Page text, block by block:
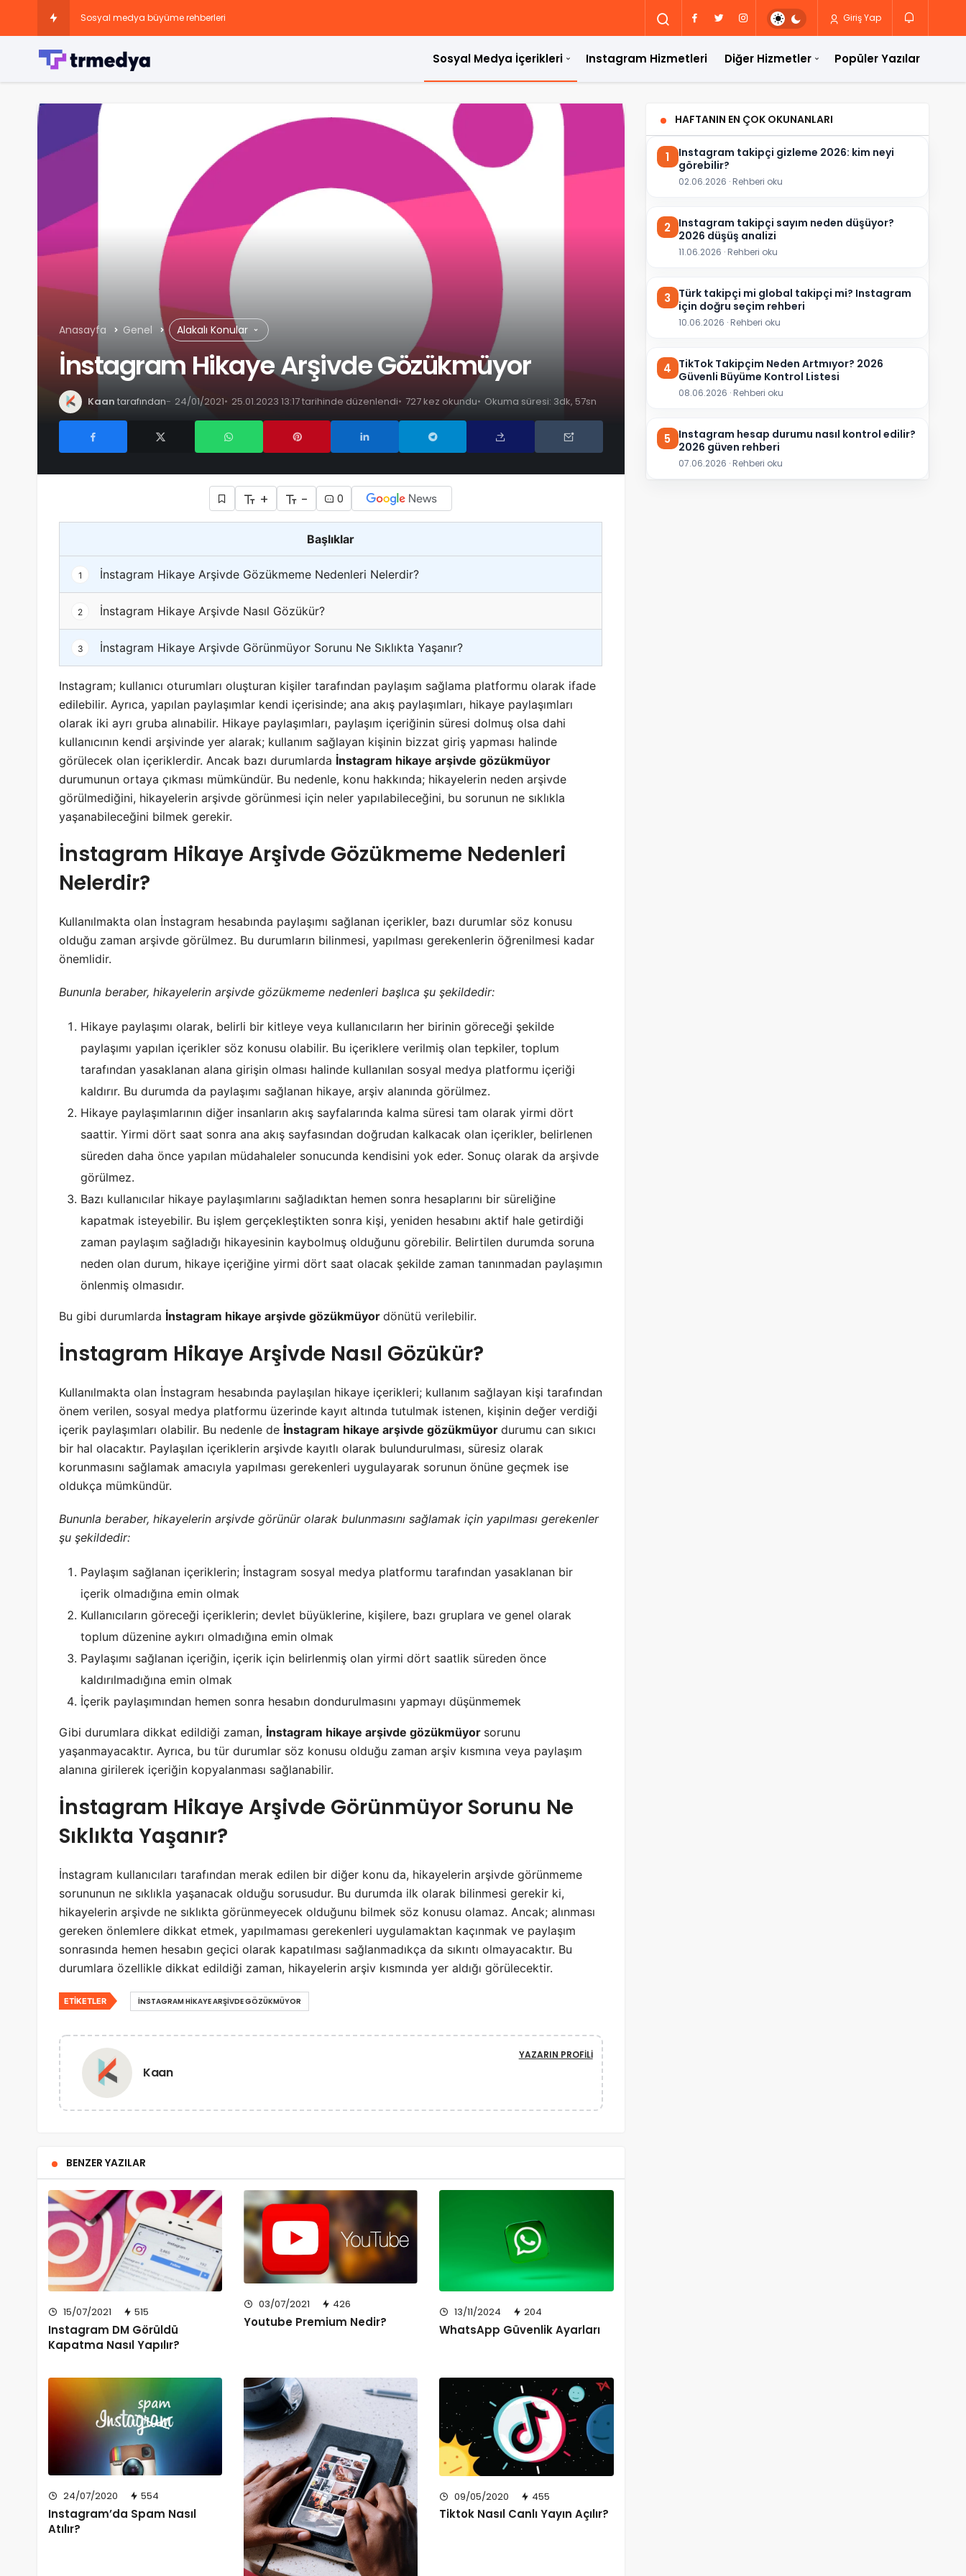
Sosyal medya büyüme rehberleri Giriş Yap
Sosyal Medya İçerikleri Instagram Hizmetleri Diğer Hizmetler Popüler Yazılar
Anasayfa Genel Alakalı Konular
İnstagram Hikaye Arşivde Gözükmüyor
Kaan tarafından 24/01/2021 25.01.2023 13:17 tarihinde düzenlendi 727 kez okundu Okuma süresi: 3dk, 57sn
+ - 0
Başlıklar
1 İnstagram Hikaye Arşivde Gözükmeme Nedenleri Nelerdir?
2 İnstagram Hikaye Arşivde Nasıl Gözükür?
3 İnstagram Hikaye Arşivde Görünmüyor Sorunu Ne Sıklıkta Yaşanır?
Instagram; kullanıcı oturumları oluşturan kişiler tarafından paylaşım sağlama platformu olarak ifade
edilebilir. Ayrıca, yapılan paylaşımlar kendi içerisinde; ana akış paylaşımları, hikaye paylaşımları
olarak iki ayrı gruba alınabilir. Hikaye paylaşımları, paylaşım içeriğinin süresi dolmuş olsa dahi
kullanıcının kendi arşivinde yer alarak; kullanım sağlayan kişinin bizzat giriş yapması halinde
görülecek olan içeriklerdir. Ancak bazı durumlarda İnstagram hikaye arşivde gözükmüyor
durumunun ortaya çıkması mümkündür. Bu nedenle, konu hakkında; hikayelerin neden arşivde
görülmediğini, hikayelerin arşivde görünmesi için neler yapılabileceğini, bu sorunun ne sıklıkla
yaşanabileceğini bilmek gerekir.
İnstagram Hikaye Arşivde Gözükmeme Nedenleri
Nelerdir?
Kullanılmakta olan İnstagram hesabında paylaşımı sağlanan içerikler, bazı durumlar söz konusu
olduğu zaman arşivde görülmez. Bu durumların bilinmesi, yapılması gerekenlerin öğrenilmesi kadar
önemlidir.
Bununla beraber, hikayelerin arşivde gözükmeme nedenleri başlıca şu şekildedir:
Hikaye paylaşımı olarak, belirli bir kitleye veya kullanıcıların her birinin göreceği şekilde
paylaşımı yapılan içerikler söz konusu olabilir. Bu içeriklere verilmiş olan tepkiler, toplum
tarafından yasaklanan alana girişin olması halinde kullanılan sosyal medya platformu içeriği
kaldırır. Bu durumda da paylaşımı sağlanan hikaye, arşiv alanında görülmez.
Hikaye paylaşımlarının diğer insanların akış sayfalarında kalma süresi tam olarak yirmi dört
saattir. Yirmi dört saat sonra ana akış sayfasından doğrudan kalkacak olan içerikler, belirlenen
süreden daha önce yapılan müdahaleler sonucunda kendisini yok eder. Sonuç olarak da arşivde
görülmez.
Bazı kullanıcılar hikaye paylaşımlarını sağladıktan hemen sonra hesaplarını bir süreliğine
kapatmak isteyebilir. Bu işlem gerçekleştikten sonra kişi, yeniden hesabını aktif hale getirdiği
zaman paylaşım sağladığı hikayesinin kaybolmuş olduğunu görebilir. Belirtilen durumda soruna
neden olan durum, hikaye içeriğine yirmi dört saat olacak şekilde zaman tanınmadan paylaşımın
önlenmiş olmasıdır.
Bu gibi durumlarda İnstagram hikaye arşivde gözükmüyor dönütü verilebilir.
İnstagram Hikaye Arşivde Nasıl Gözükür?
Kullanılmakta olan İnstagram hesabında paylaşılan hikaye içerikleri; kullanım sağlayan kişi tarafından
önem verilen, sosyal medya platformu üzerinde kayıt altında tutulmak istenen, kişinin değer verdiği
içerik paylaşımları olabilir. Bu nedenle de İnstagram hikaye arşivde gözükmüyor durumu can sıkıcı
bir hal olacaktır. Paylaşılan içeriklerin arşivde kayıtlı olarak bulundurulması, süresiz olarak
korunmasını sağlamak amacıyla yapılması gerekenleri uygulayarak sorunun önüne geçmek ise
oldukça mümkündür.
Bununla beraber, hikayelerin arşivde görünür olarak bulunmasını sağlamak için yapılması gerekenler
şu şekildedir:
Paylaşım sağlanan içeriklerin; İnstagram sosyal medya platformu tarafından yasaklanan bir
içerik olmadığına emin olmak
Kullanıcıların göreceği içeriklerin; devlet büyüklerine, kişilere, bazı gruplara ve genel olarak
toplum düzenine aykırı olmadığına emin olmak
Paylaşımı sağlanan içeriğin, içerik için belirlenmiş olan yirmi dört saatlik süreden önce
kaldırılmadığına emin olmak
İçerik paylaşımından hemen sonra hesabın dondurulmasını yapmayı düşünmemek
Gibi durumlara dikkat edildiği zaman, İnstagram hikaye arşivde gözükmüyor sorunu
yaşanmayacaktır. Ayrıca, bu tür durumlar söz konusu olduğu zaman arşiv kısmına veya paylaşım
alanına girilerek içeriğin kopyalanması sağlanabilir.
İnstagram Hikaye Arşivde Görünmüyor Sorunu Ne
Sıklıkta Yaşanır?
İnstagram kullanıcıları tarafından merak edilen bir diğer konu da, hikayelerin arşivde görünmeme
sorununun ne sıklıkla yaşanacak olduğu sorusudur. Bu durumda ilk olarak bilinmesi gerekir ki,
hikayelerin arşivde ne sıklıkta görünmeyecek olduğunu bilmek söz konusu olamaz. Ancak; alınması
gereken önlemlere dikkat etmek, yapılmaması gerekenleri uygulamaktan kaçınmak ve paylaşım
sonrasında hemen hesabın geçici olarak kapatılması sağlanmadıkça da sıkıntı olmayacaktır. Bu
durumlara özellikle dikkat edildiği zaman, hikayelerin arşiv kısmında yer aldığı görülecektir.
ETIKETLER İNSTAGRAM HIKAYE ARŞIVDE GÖZÜKMÜYOR
Kaan
YAZARIN PROFILI
BENZER YAZILAR
15/07/2021 515
Instagram DM Görüldü
Kapatma Nasıl Yapılır?
03/07/2021 426
Youtube Premium Nedir?
13/11/2024 204
WhatsApp Güvenlik Ayarları
24/07/2020 554
Instagram’da Spam Nasıl
Atılır?
09/05/2020 455
Tiktok Nasıl Canlı Yayın Açılır?
HAFTANIN EN ÇOK OKUNANLARI
1
Instagram takipçi gizleme 2026: kim neyi
görebilir?
02.06.2026 · Rehberi oku
2 Instagram takipçi sayım neden düşüyor?
2026 düşüş analizi
11.06.2026 · Rehberi oku
3 Türk takipçi mi global takipçi mi? Instagram
için doğru seçim rehberi
10.06.2026 · Rehberi oku
4 TikTok Takipçim Neden Artmıyor? 2026
Güvenli Büyüme Kontrol Listesi
08.06.2026 · Rehberi oku
5 Instagram hesap durumu nasıl kontrol edilir?
2026 güven rehberi
07.06.2026 · Rehberi oku